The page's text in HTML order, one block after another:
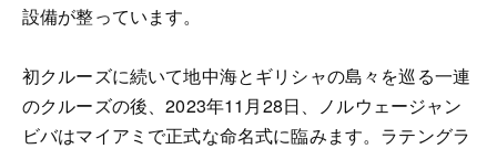
設備が整っています。
初クルーズに続いて地中海とギリシャの島々を巡る一連
のクルーズの後、2023年11月28日、ノルウェージャン
ビバはマイアミで正式な命名式に臨みます。ラテングラ